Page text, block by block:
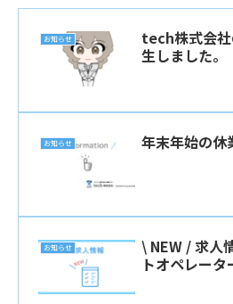
お知らせ
tech株式会
生しました。
お知らせ 年末年始の休
お知らせ
\ NEW / 求人
トオペレータ